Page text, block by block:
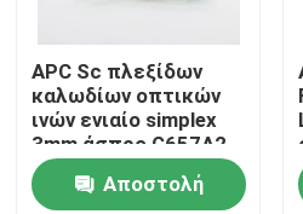
Σπίτι
APC Sc πλεξίδων
καλωδίων οπτικών
ινών ενιαίο simplex
3mm άσπρο G657A2
LSZH τρόπου
Αποστολή